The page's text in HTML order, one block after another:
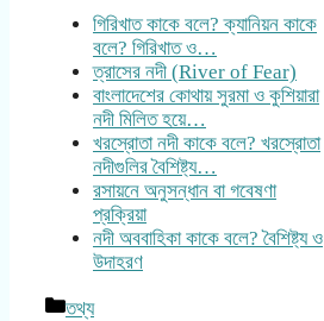
গিরিখাত কাকে বলে? ক্যানিয়ন কাকে
বলে? গিরিখাত ও…
ত্রাসের নদী (River of Fear)
বাংলাদেশের কোথায় সুরমা ও কুশিয়ারা
নদী মিলিত হয়ে…
খরস্রোতা নদী কাকে বলে? খরস্রোতা
নদীগুলির বৈশিষ্ট্য…
রসায়নে অনুসন্ধান বা গবেষণা
প্রক্রিয়া
নদী অববাহিকা কাকে বলে? বৈশিষ্ট্য ও
উদাহরণ
Categories
তথ্য